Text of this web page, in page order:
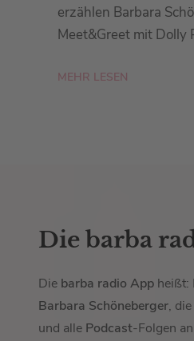
erzählen Barbara
Meet&Greet mit Dolly
MEHR LESEN
Die barba
Die barba radio App heißt:
Barbara Schöneberger, die
und alle Podcast-Folgen